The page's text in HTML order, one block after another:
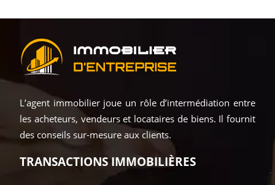
L’agent immobilier joue un rôle d’intermédiation entre
les acheteurs, vendeurs et locataires de biens. Il fournit
des conseils sur-mesure aux clients.
TRANSACTIONS IMMOBILIÈRES